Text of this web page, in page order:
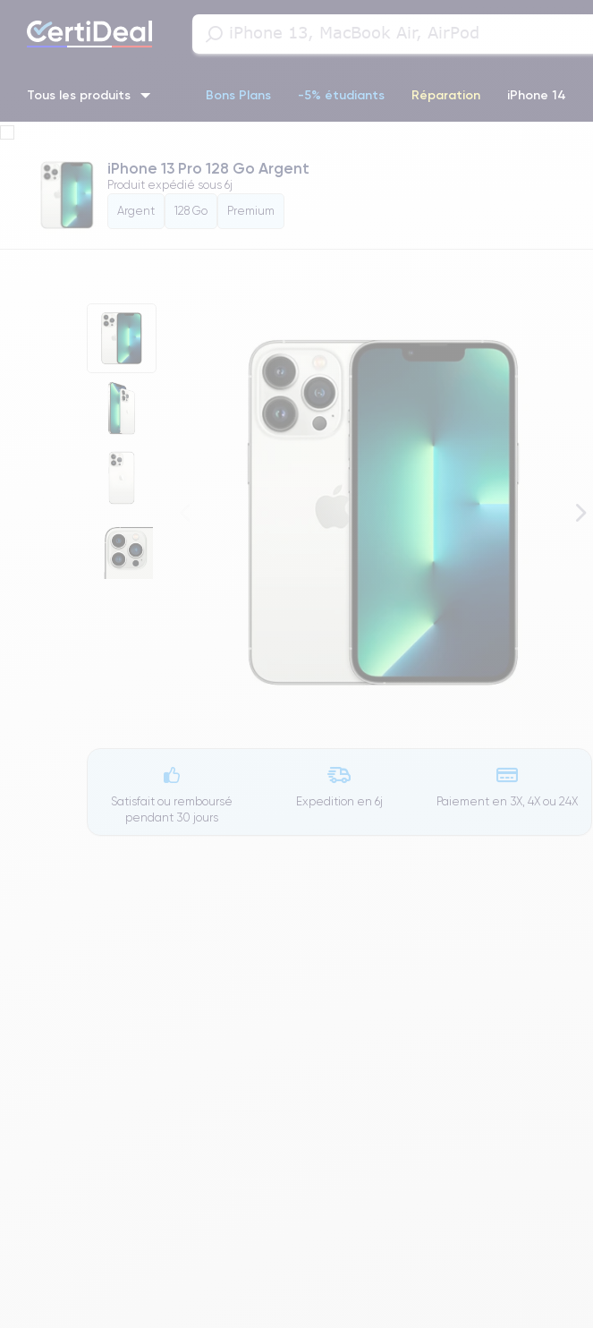
Tous les produits Bons Plans -5% étudiants Réparation iPhone 14
iPhone 11 Pro iPhone 14 pro
iPhone 13 Pro 128 Go Argent
Produit expédié sous 6j
Argent
128 Go Premium
Satisfait ou remboursé
pendant 30 jours
Expedition en 6j Paiement en 3X, 4X ou 24X